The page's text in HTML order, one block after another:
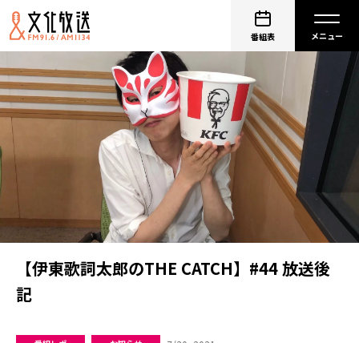
番組表
【伊東歌詞太郎のTHE CATCH】#44 放送後
記